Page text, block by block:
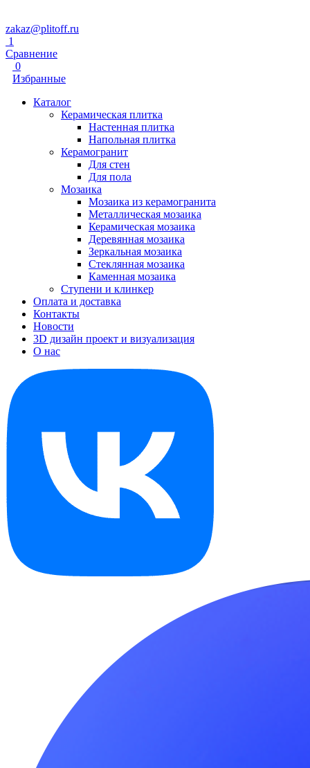
zakaz@plitoff.ru
1
Сравнение
0
Избранные
Каталог
Керамическая плитка
Настенная плитка
Напольная плитка
Керамогранит
Для стен
Для пола
Мозаика
Мозаика из керамогранита
Металлическая мозаика
Керамическая мозаика
Деревянная мозаика
Зеркальная мозаика
Стеклянная мозаика
Каменная мозаика
Ступени и клинкер
Оплата и доставка
Контакты
Новости
3D дизайн проект и визуализация
О нас